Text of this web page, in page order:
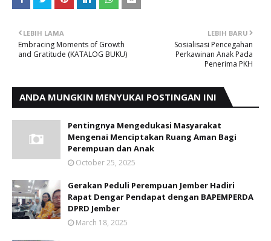
LEBIH BARU
Sosialisasi Pencegahan
Perkawinan Anak Pada
Penerima PKH
LEBIH LAMA
Embracing Moments of Growth
and Gratitude (KATALOG BUKU)
ANDA MUNGKIN MENYUKAI POSTINGAN INI
Pentingnya Mengedukasi Masyarakat
Mengenai Menciptakan Ruang Aman Bagi
Perempuan dan Anak
October 25, 2025
Gerakan Peduli Perempuan Jember Hadiri
Rapat Dengar Pendapat dengan BAPEMPERDA
DPRD Jember
March 18, 2025